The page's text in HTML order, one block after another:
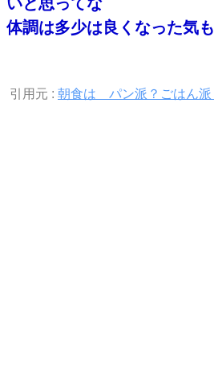
体調は多少は良くなった気
引用元 : 朝食は パン派？ごはん